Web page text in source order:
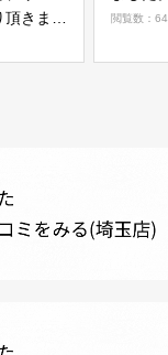
きまし
閲覧数：64